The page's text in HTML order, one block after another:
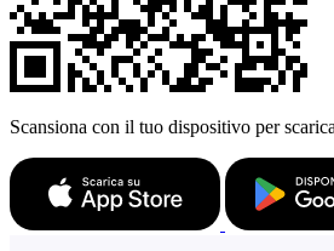
Scansiona con il tuo dispositivo per